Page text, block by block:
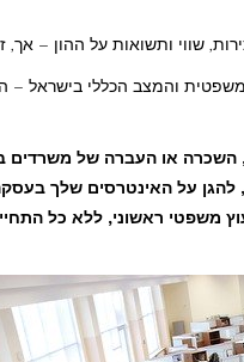
שווי ותשואות על ההון –
והמצב הכללי בישראל –
השכרה או העברה של משרדים
להגן על האינטרסים שלך
משפטי ראשוני, ללא כל